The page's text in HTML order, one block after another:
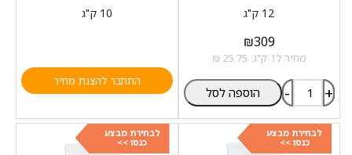
12 ק"ג
₪309
מחיר ל1 ק"ג: 25.75 ₪
- + הוספה לסל
10 ק"ג
התחבר להצגת מחיר
לבחירת מבצע
כנסו >>
לבחירת מבצע
כנסו >>